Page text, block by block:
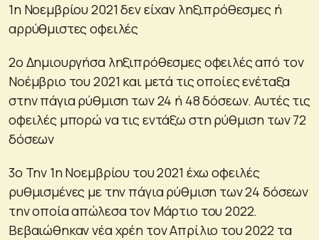
1η Νοεμβρίου 2021 δεν είχαν ληξιπρόθεσμες ή
αρρύθμιστες οφειλές
2ο Δημιουργήσα ληξιπρόθεσμες οφειλές από τον
Νοέμβριο του 2021 και μετά τις οποίες ενέταξα
στην πάγια ρύθμιση των 24 ή 48 δόσεων. Αυτές τις
οφειλές μπορώ να τις εντάξω στη ρύθμιση των 72
δόσεων
3ο Την 1η Νοεμβρίου του 2021 έχω οφειλές
ρυθμισμένες με την πάγια ρύθμιση των 24 δόσεων
την οποία απώλεσα τον Μάρτιο του 2022.
Βεβαιώθηκαν νέα χρέη τον Απρίλιο του 2022 τα